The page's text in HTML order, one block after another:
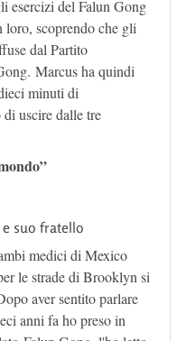
esercizi del Falun Gong
loro, scoprendo che gli
dal Partito
Marcus ha quindi
minuti di
di uscire dalle tre
suo fratello
medici di Mexico
le strade di Brooklyn si
aver sentito parlare
anni fa ho preso in